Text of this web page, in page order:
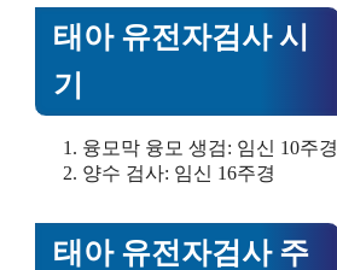
태아 유전자검사 시
기
융모막 융모 생검: 임신 10주경
양수 검사: 임신 16주경
태아 유전자검사 주